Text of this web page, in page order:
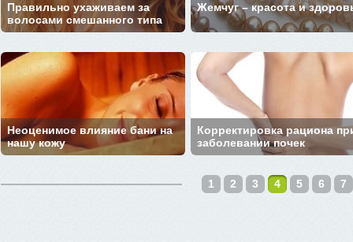
Правильно ухаживаем за
волосами смешанного типа
Жемчуг – красота и
Неоценимое влияние бани на
нашу кожу
Корректировка рациона
заболевании почек
1 2 3 4 5 6 7